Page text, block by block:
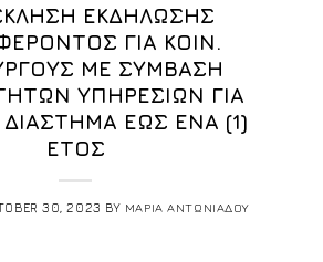
ΕΚΔΗΛΩΣΗΣ
ΓΙΑ ΚΟΙΝ.
ΜΕ ΣΥΜΒΑΣΗ
ΥΠΗΡΕΣΙΩΝ ΓΙΑ
ΕΩΣ ΕΝΑ (1)
ΕΤΟΣ
30, 2023 BY ΜΑΡΙΑ ΑΝΤΩΝΙΑΔΟΥ